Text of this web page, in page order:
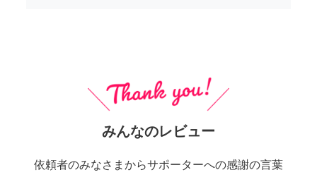
みんなのレビュー
依頼者のみなさまからサポーターへの感謝の言葉